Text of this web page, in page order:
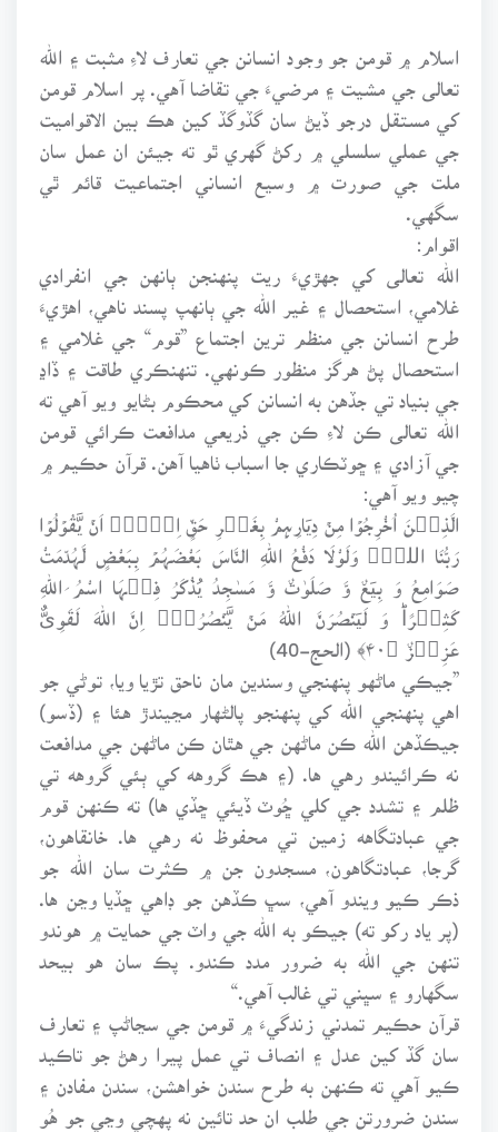
اسلام ۾ قومن جو وجود انسانن جي تعارف لاءِ مثبت ۽ الله
تعالى جي مشيت ۽ مرضيءَ جي تقاضا آهي. پر اسلام قومن
کي مستقل درجو ڏيڻ سان گڏوگڏ کين هڪ بين الاقواميت
جي عملي سلسلي ۾ رکڻ گهري ٿو ته جيئن ان عمل سان
ملت جي صورت ۾ وسيع انساني اجتماعيت قائم ٿي
سگهي.
اقوام:
الله تعالى کي جهڙيءَ ريت پنهنجن ٻانهن جي انفرادي
غلامي، استحصال ۽ غير الله جي ٻانهپ پسند ناهي، اهڙيءَ
طرح انسانن جي منظم ترين اجتماع ”قوم“ جي غلامي ۽
استحصال پڻ هرگز منظور ڪونهي. تنهنڪري طاقت ۽ ڏاڍ
جي بنياد تي جڏهن به انسانن کي محڪوم بڻايو ويو آهي ته
الله تعالى ڪن لاءِ ڪن جي ذريعي مدافعت ڪرائي قومن
جي آزادي ۽ ڇوٽڪاري جا اسباب ٺاهيا آهن. قرآن حڪيم ۾
چيو ويو آهي:
الَّذِیۡنَ اُخْرِجُوۡا مِنۡ دِیَارِہِمْ بِغَیۡرِ حَقٍّ اِلَّاۤ اَنۡ یَّقُوۡلُوۡا
رَبُّنَا اللہُؕ وَلَوْلَا دَفْعُ اللہِ النَّاسَ بَعْضَہُمۡ بِبَعْضٍ لَّہُدِّمَتْ
صَوَامِعُ وَ بِیَعٌ وَّ صَلَوٰتٌ وَّ مَسٰجِدُ یُذْکَرُ فِیۡہَا اسْمُ اللہِ
کَثِیۡرًاؕ وَ لَیَنۡصُرَنَّ اللہُ مَنۡ یَّنۡصُرُہٗؕ اِنَّ اللہَ لَقَوِیٌّ
عَزِیۡزٌ ﴿۴۰﴾ (الحج-40)
”جيڪي ماڻهو پنهنجي وسندين مان ناحق تڙيا ويا، توڻي جو
اهي پنهنجي الله کي پنهنجو پالڻهار مڃيندڙ هئا ۽ (ڏسو)
جيڪڏهن الله ڪن ماڻهن جي هٿان ڪن ماڻهن جي مدافعت
نه ڪرائيندو رهي ها. (۽ هڪ گروهه کي ٻئي گروهه تي
ظلم ۽ تشدد جي کلي ڇُوٽ ڏيئي ڇڏي ها) ته ڪنهن قوم
جي عبادتگاهه زمين تي محفوظ نه رهي ها. خانقاهون،
گرجا، عبادتگاهون، مسجدون جن ۾ ڪثرت سان الله جو
ذڪر ڪيو ويندو آهي، سڀ ڪڏهن جو ڊاهي ڇڏيا وڃن ها.
(پر ياد رکو ته) جيڪو به الله جي واٽ جي حمايت ۾ هوندو
تنهن جي الله به ضرور مدد ڪندو. پڪ سان هو بيحد
سگهارو ۽ سڀني تي غالب آهي.“
قرآن حڪيم تمدني زندگيءَ ۾ قومن جي سڃاڻپ ۽ تعارف
سان گڏ کين عدل ۽ انصاف تي عمل پيرا رهڻ جو تاڪيد
ڪيو آهي ته ڪنهن به طرح سندن خواهشن، سندن مفادن ۽
سندن ضرورتن جي طلب ان حد تائين نه پهچي وڃي جو هُو